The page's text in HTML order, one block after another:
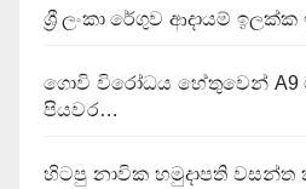
ශ්‍රී ලංකා රේගුව ආදායම්
ගොවි විරෝධය හේතුවෙන් A9
පියවර…
හිටපු නාවික හමුදාපති